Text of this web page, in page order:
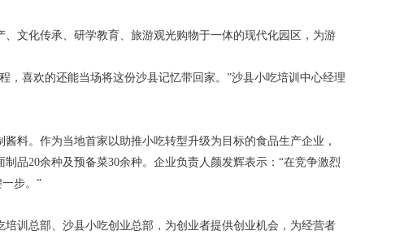
文化传承、研学教育、旅游观光购物于一体的现代化园区，为游
喜欢的还能当场将这份沙县记忆带回家。”沙县小吃培训中心经理
料。作为当地首家以助推小吃转型升级为目标的食品生产企业，
品20余种及预备菜30余种。企业负责人颜发辉表示：“在竞争激烈
步。”
训总部、沙县小吃创业总部，为创业者提供创业机会，为经营者